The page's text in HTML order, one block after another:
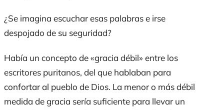
¿Se imagina escuchar esas palabras e irse
despojado de su seguridad?
Había un concepto de «gracia débil» entre los
escritores puritanos, del que hablaban para
confortar al pueblo de Dios. La menor o más débil
medida de gracia sería suficiente para llevar un